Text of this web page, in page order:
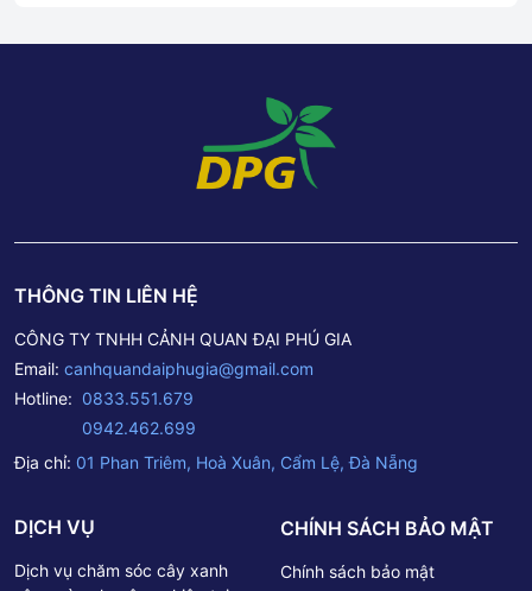
THÔNG TIN LIÊN HỆ
CÔNG TY TNHH CẢNH QUAN ĐẠI PHÚ GIA
Email: canhquandaiphugia@gmail.com
Hotline: 0833.551.679
0942.462.699
Địa chỉ: 01 Phan Triêm, Hoà Xuân, Cẩm Lệ, Đà Nẵng
DỊCH VỤ
Dịch vụ chăm sóc cây xanh
CHÍNH SÁCH BẢO MẬT
Chính sách bảo mật